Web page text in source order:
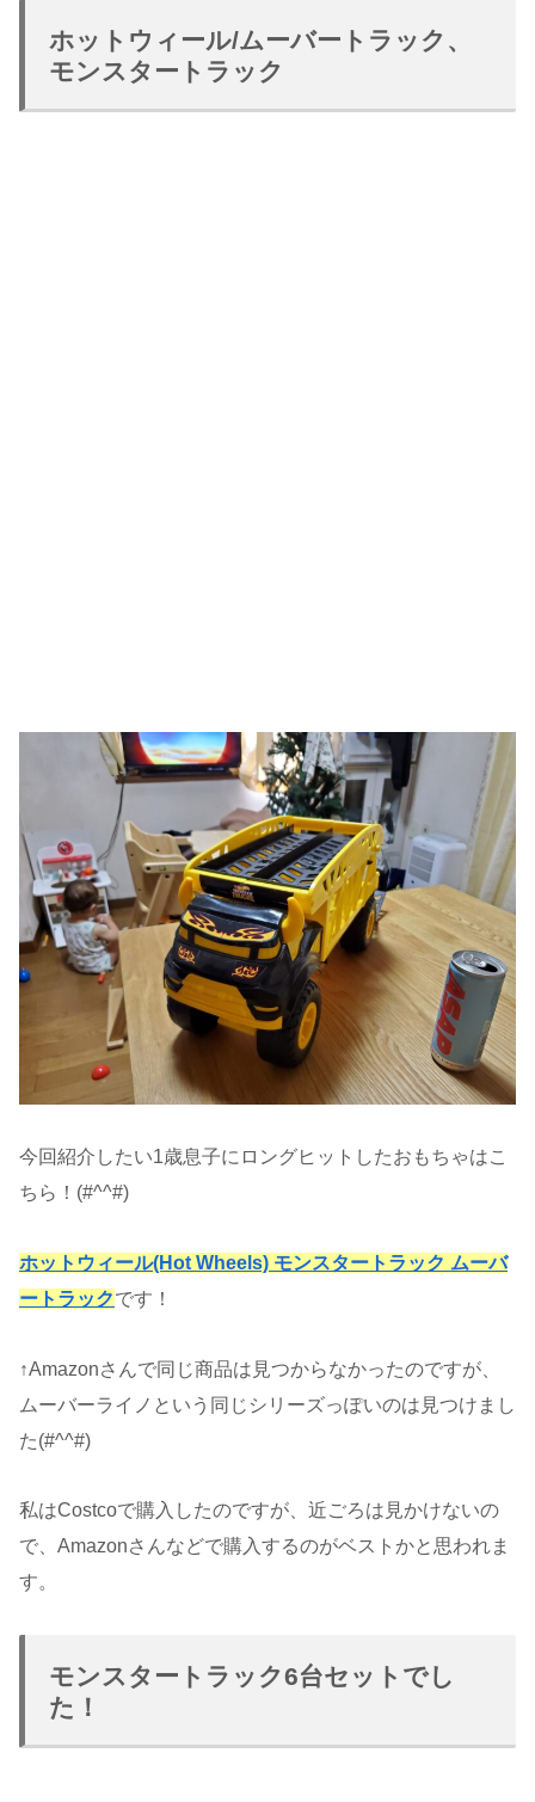
ホットウィール/ムーバートラック、
モンスタートラック
今回紹介したい1歳息子にロングヒットしたおもちゃはこ
ちら！(#^^#)
ホットウィール(Hot Wheels) モンスタートラック ムーバ
ートラックです！
↑Amazonさんで同じ商品は見つからなかったのですが、
ムーバーライノという同じシリーズっぽいのは見つけまし
た(#^^#)
私はCostcoで購入したのですが、近ごろは見かけないの
で、Amazonさんなどで購入するのがベストかと思われま
す。
モンスタートラック6台セットでし
た！